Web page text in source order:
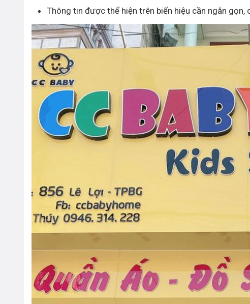
Thông tin được thể hiện trên biển hiệu cần ngắn